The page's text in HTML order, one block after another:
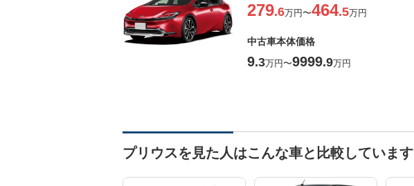
279.6万円〜464.5万円
中古車本体価格
9.3万円〜9999.9万円
プリウスを見た人はこんな車と比較しています